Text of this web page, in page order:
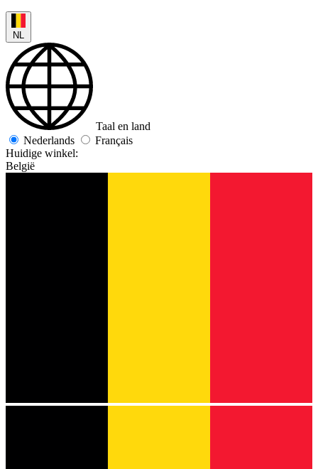
NL
Taal en land
Nederlands
Français
Huidige winkel:
België